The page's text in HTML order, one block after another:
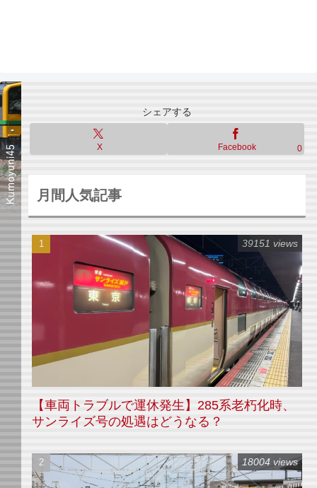
シェアする
X Facebook 0
月間人気記事
【車両トラブルで運休発生】285系老朽化時、
サンライズ号の処遇はどうなる？
39151 views
18004 views